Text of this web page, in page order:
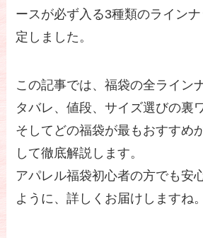
ースが必ず入る3種類のライン
定しました。
この記事では、福袋の全ライン
タバレ、値段、サイズ選びの裏
そしてどの福袋が最もおすすめ
して徹底解説します。
アパレル福袋初心者の方でも安
ように、詳しくお届けしますね。